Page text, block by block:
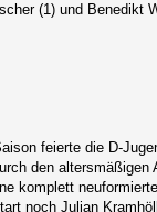
(1) und Benedikt
feierte die D-
den altersmäßigen
komplett
noch Julian